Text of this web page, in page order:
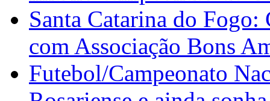
Santa Catarina do
com Associação Bons
Futebol/Campeonato